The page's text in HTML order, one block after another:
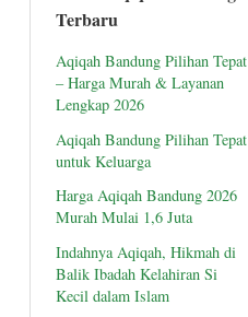
Terbaru
Aqiqah Bandung Pilihan Tepat
– Harga Murah & Layanan
Lengkap 2026
Aqiqah Bandung Pilihan Tepat
untuk Keluarga
Harga Aqiqah Bandung 2026
Murah Mulai 1,6 Juta
Indahnya Aqiqah, Hikmah di
Balik Ibadah Kelahiran Si
Kecil dalam Islam